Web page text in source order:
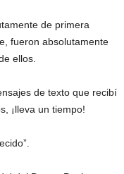
de primera
fueron absolutamente
ellos.
de texto que recibí
¡lleva un tiempo!